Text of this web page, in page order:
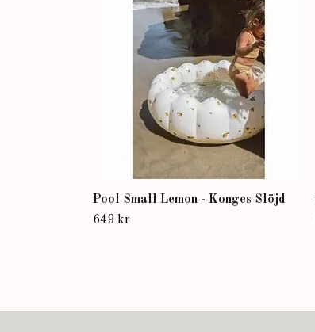
Pool Small Lemon - Konges Slöjd
649 kr